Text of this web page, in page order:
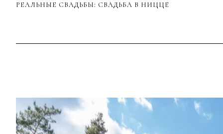
РЕАЛЬНЫЕ СВАДЬБЫ: СВАДЬБА В НИЦЦЕ